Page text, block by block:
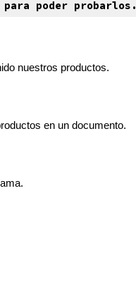
poder probarlos.
nuestros productos.
en un documento.